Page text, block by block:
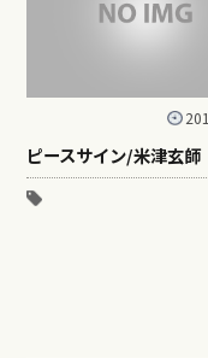
ピースサイン/米津玄師